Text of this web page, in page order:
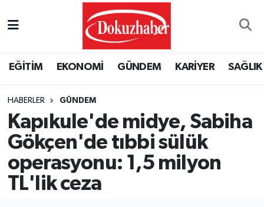
EĞİTİM EKONOMİ GÜNDEM KARİYER SAĞLIK
HABERLER GÜNDEM
Kapıkule'de midye, Sabiha
Gökçen'de tıbbi sülük
operasyonu: 1,5 milyon
TL'lik ceza
Puan Durumu ve Fikstür
Tüm Manşetler
Son Dakika Haberleri